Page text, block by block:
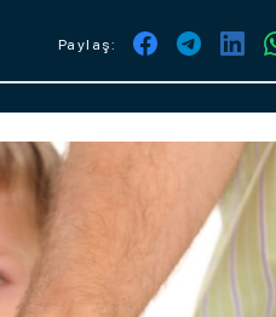
Paylaş: